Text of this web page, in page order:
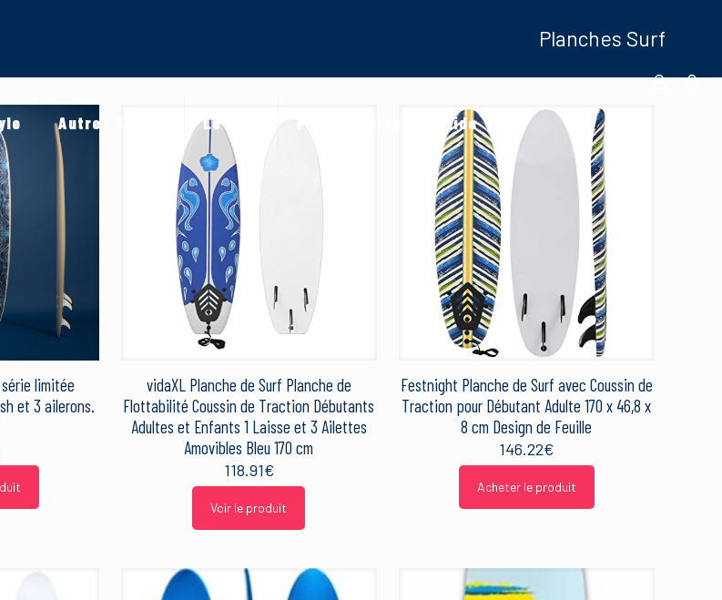
Autres Sports Le Blog Produits Ride And Slide
Planches Surf
série limitée
et 3 ailerons.
vidaXL Planche de Surf Planche de
Flottabilité Coussin de Traction Débutants
Adultes et Enfants 1 Laisse et 3 Ailettes
Amovibles Bleu 170 cm
118.91€
Voir le produit
Festnight Planche de Surf avec Coussin de
Traction pour Débutant Adulte 170 x 46,8 x
8 cm Design de Feuille
146.22€
Acheter le produit